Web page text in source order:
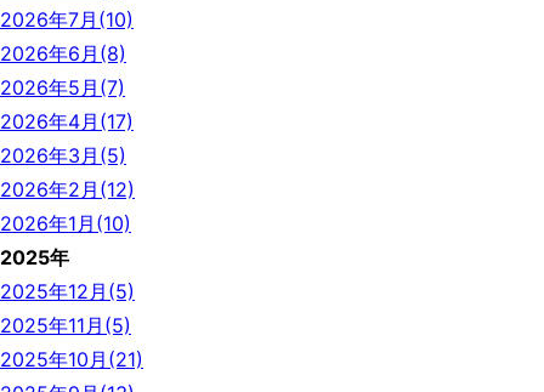
2026年7月(10)
2026年6月(8)
2026年5月(7)
2026年4月(17)
2026年3月(5)
2026年2月(12)
2026年1月(10)
2025年
2025年12月(5)
2025年11月(5)
2025年10月(21)